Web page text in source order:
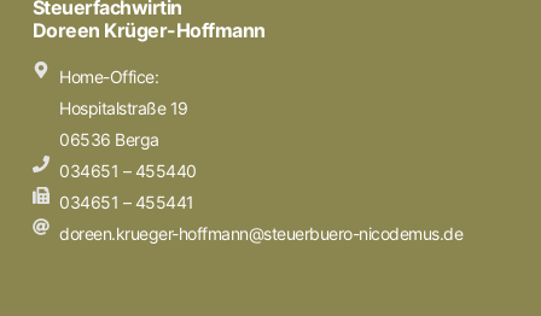
Steuerfachwirtin
Doreen Krüger-Hoffmann
Home-Office:
Hospitalstraße 19
06536 Berga
034651 – 455440
034651 – 455441
doreen.krueger-hoffmann@steuerbuero-nicodemus.de